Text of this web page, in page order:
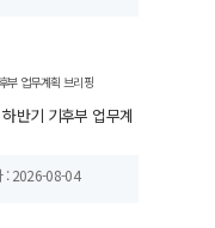
반기 기후부 업무계
: 2026-08-04